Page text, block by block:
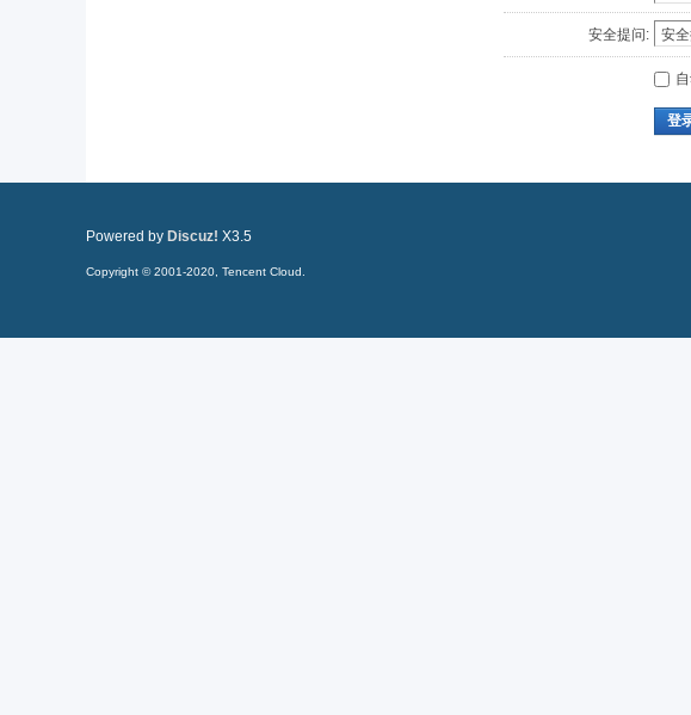
安全提问:
登
Powered by Discuz! X3.5
Copyright © 2001-2020, Tencent Cloud.